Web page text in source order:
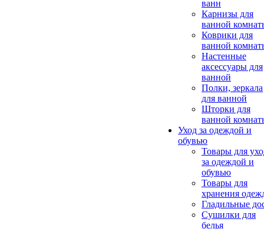
ванн
Карнизы для
ванной
Коврики для
ванной
Настенные
аксессуары для
ванной
Полки, зеркала
для ванной
Шторки для
ванной
Уход за одеждой и
обувью
Товары для
за одеждой и
обувью
Товары для
хранения
Гладильные
Сушилки для
белья